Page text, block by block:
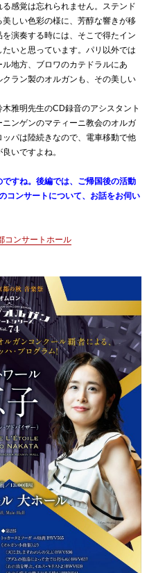
感覚は忘れられません。ステンド
しい色彩の様に、芳醇な響きが移
演奏する時には、そこで得たイン
いと思っています。パリ以外では
地方、ブロワのカテドラルにあ
ラン製のオルガンも、その美しい
雅明先生のCD録音のアシスタント
ンゲンのマティーニ教会のオルガ
パは陸続きなので、電車移動で他
いですよね。
すね。後編では、ご帰国後の活動
コンサートについて、お話をお伺い
コンサートホール